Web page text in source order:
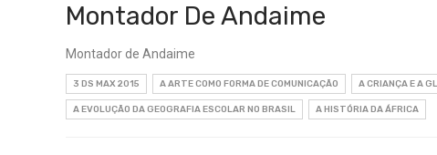
Montador De Andaime
Montador de Andaime
3 DS MAX 2015 A ARTE COMO FORMA DE COMUNICAÇÃO A CRIANÇA E A
A EVOLUÇÃO DA GEOGRAFIA ESCOLAR NO BRASIL A HISTÓRIA DA ÁFRICA